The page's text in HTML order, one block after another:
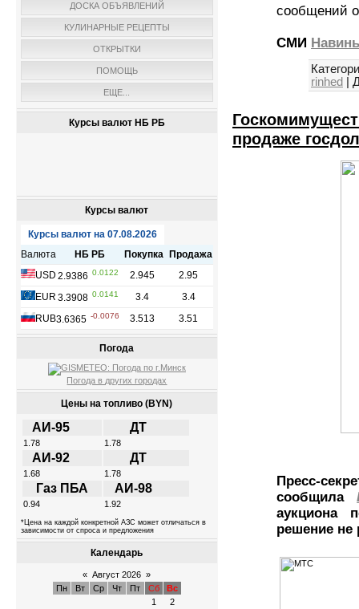
ДОСКА ОБЪЯВЛЕНИЙ
КУЛИНАРНЫЕ РЕЦЕПТЫ
ОТКРЫТКИ
ПОМОЩЬ
ЕЩЕ...
Курсы валют НБ РБ
Курсы валют
Погода
Погода в других городах
Цены на топливо (BYN)
АИ-95 ДТ
1.78 1.78
АИ-92 ДТ
1.68 1.78
Газ ПБА АИ-98
0.94 1.92
*Цена на каждой конкретной АЗС может отличаться в
зависимости от спроса и предложения
Календарь
« Август 2026 »
Пн
Вт Ср Чт Пт Сб
Вс
1
2
сообщений
СМИ
rinhed
продаже
Пресс-
сообщила
аукциона
решение не